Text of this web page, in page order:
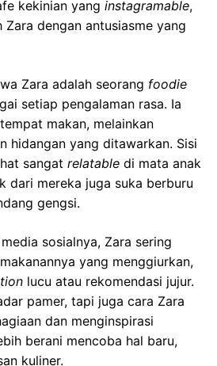
kekinian yang instagramable,
Zara dengan antusiasme yang
Zara adalah seorang foodie
setiap pengalaman rasa. Ia
makan, melainkan
hidangan yang ditawarkan. Sisi
sangat relatable di mata anak
dari mereka juga suka berburu
gengsi.
sosialnya, Zara sering
yang menggiurkan,
lucu atau rekomendasi jujur.
pamer, tapi juga cara Zara
dan menginspirasi
berani mencoba hal baru,
kuliner.